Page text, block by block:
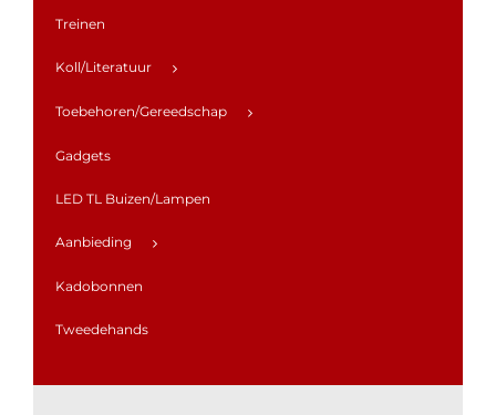
Treinen
Koll/Literatuur
Toebehoren/Gereedschap
Gadgets
LED TL Buizen/Lampen
Aanbieding
Kadobonnen
Tweedehands